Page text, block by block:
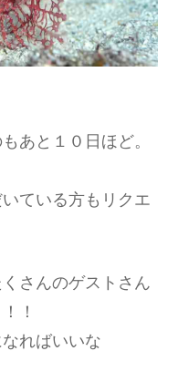
あと１０日ほど。
ている方もリクエ
さんのゲストさん
！
ればいいな